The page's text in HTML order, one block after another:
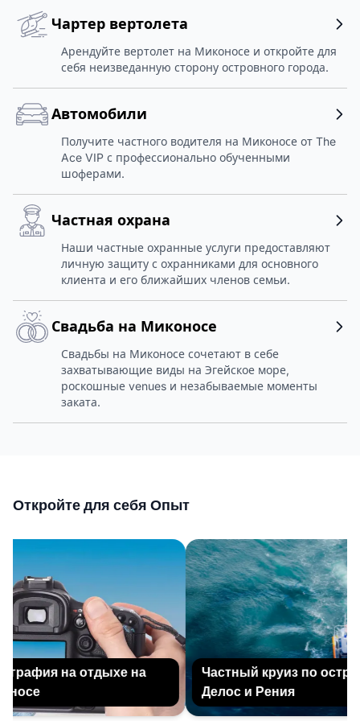
Чартер вертолета
Арендуйте вертолет на Миконосе и откройте для
себя неизведанную сторону островного города.
Автомобили
Получите частного водителя на Миконосе от The
Ace VIP с профессионально обученными
шоферами.
Частная охрана
Наши частные охранные услуги предоставляют
личную защиту с охранниками для основного
клиента и его ближайших членов семьи.
Свадьба на Миконосе
Свадьбы на Миконосе сочетают в себе
захватывающие виды на Эгейское море,
роскошные venues и незабываемые моменты
заката.
Откройте для себя Опыт
на отдыхе на
Частный круиз по
Делос и Рения